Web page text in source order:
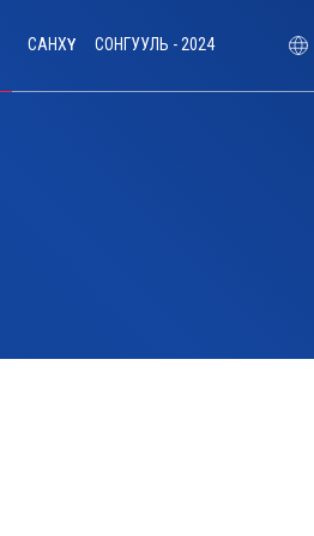
САНХҮҮ СОНГУУЛЬ - 2024